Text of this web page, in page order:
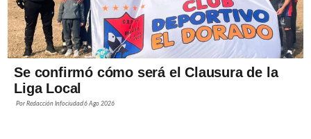
Se confirmó cómo será el Clausura de la
Liga Local
PorRedacción Infociudad6 Ago 2026